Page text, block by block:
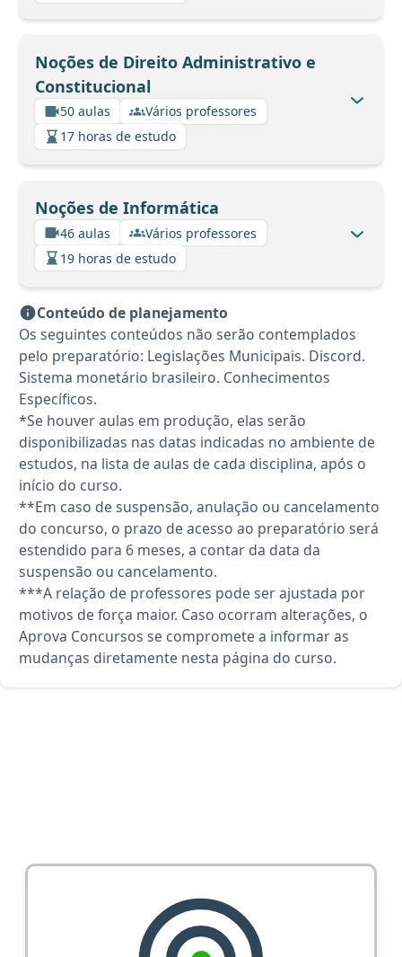
Noções de Direito Administrativo e
Constitucional
50 aulas
Vários professores
17 horas de estudo
Noções de Informática
46 aulas
Vários professores
19 horas de estudo
Conteúdo de planejamento
Os seguintes conteúdos não serão contemplados
pelo preparatório: Legislações Municipais. Discord.
Sistema monetário brasileiro. Conhecimentos
Específicos.
*Se houver aulas em produção, elas serão
disponibilizadas nas datas indicadas no ambiente de
estudos, na lista de aulas de cada disciplina, após o
início do curso.
**Em caso de suspensão, anulação ou cancelamento
do concurso, o prazo de acesso ao preparatório será
estendido para 6 meses, a contar da data da
suspensão ou cancelamento.
***A relação de professores pode ser ajustada por
motivos de força maior. Caso ocorram alterações, o
Aprova Concursos se compromete a informar as
mudanças diretamente nesta página do curso.